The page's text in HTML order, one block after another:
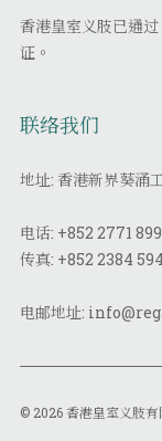
香港皇室义肢已通
证。
联络我们
地址: 香港新界葵涌
电话: +852 2771
传真: +852 2384
电邮地址:
© 2026 香港皇室义肢